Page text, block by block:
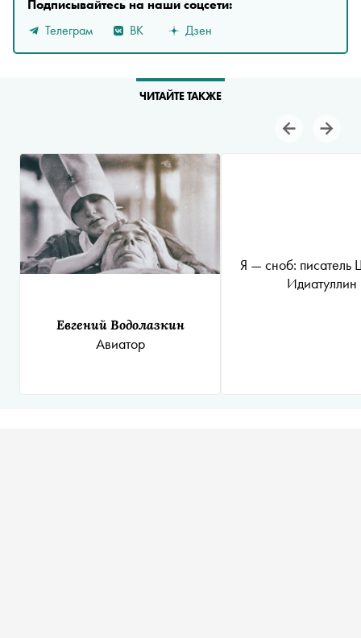
Подписывайтесь на наши соцсети:
Телеграм
ВК Дзен
ЧИТАЙТЕ ТАКЖЕ
Евгений Водолазкин
Авиатор
Я — сноб: писатель
Идиатуллин